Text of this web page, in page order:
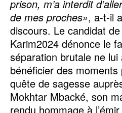
prison, m’a interdit
de mes proches», a-t-il
discours. Le candidat
Karim2024 dénonce le
séparation brutale ne
bénéficier des
quête de sagesse
Mokhtar Mbacké, son
rendu hommage à